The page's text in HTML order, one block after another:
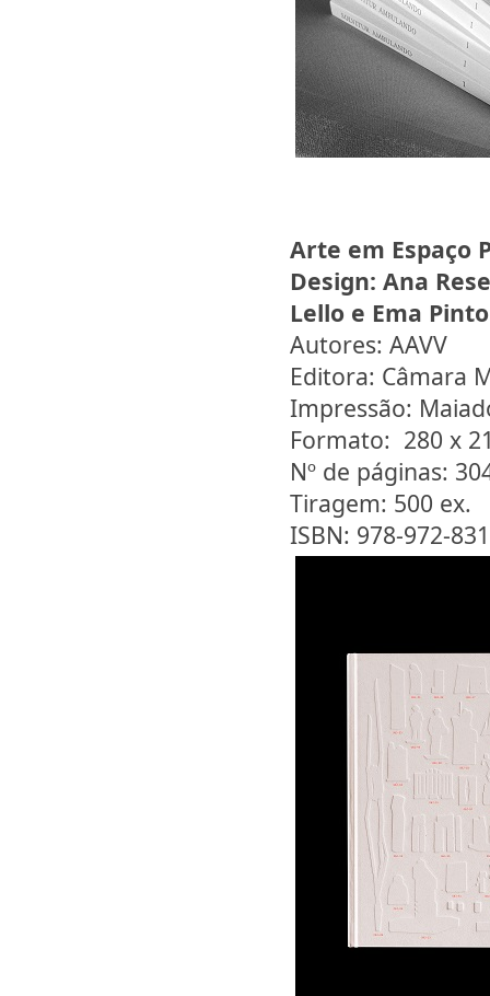
Arte em Espaço
Design: Ana
Lello e Ema
Autores: AAVV
Editora: Câmara
Impressão:
Formato: 280 x
Nº de páginas:
Tiragem: 500 ex.
ISBN: 978-972-